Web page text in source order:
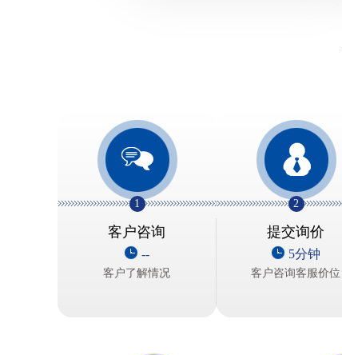
1
客户咨询
--
客户了解情况
2
提交询价
5分钟
客户咨询客服价位